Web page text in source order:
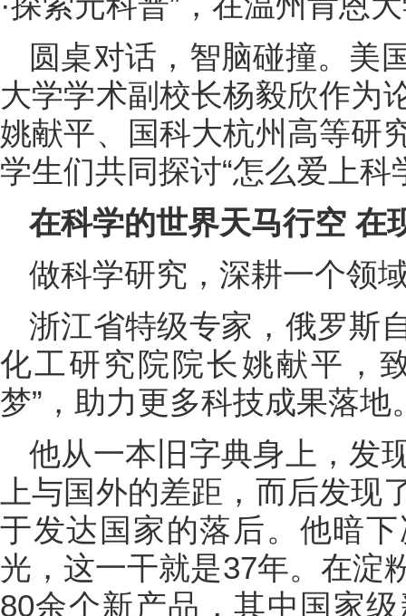
圆桌对话，智脑碰撞。美
大学学术副校长杨毅欣作为
姚献平、国科大杭州高等研
学生们共同探讨“怎么爱上科
在科学的世界天马行空 在
做科学研究，深耕一个领
浙江省特级专家，俄罗斯
化工研究院院长姚献平，
梦”，助力更多科技成果落地
他从一本旧字典身上，发
上与国外的差距，而后发
于发达国家的落后。他暗
光，这一干就是37年。在淀
80余个新产品，其中国家